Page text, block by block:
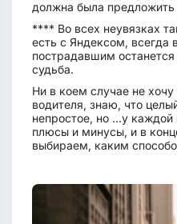
должна была предложить
**** Во всех неувязках
есть с Яндексом, всегда
пострадавшим
судьба.
Ни в коем случае не
водителя, знаю, что
непростое, но ...у
плюсы и минусы, и в
выбираем, каким